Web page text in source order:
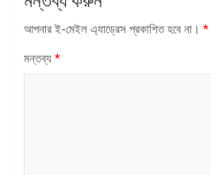
আপনার ই-মেইল এ্যাড্রেস প্রকাশিত হবে না। *
মন্তব্য *